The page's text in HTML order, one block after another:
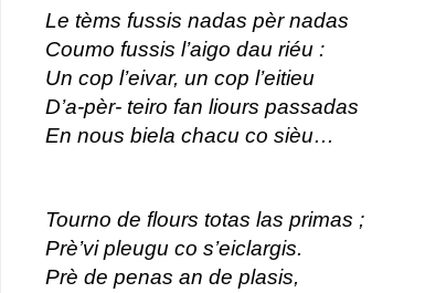
Le tèms fussis nadas pèr nadas
Coumo fussis l’aigo dau riéu :
Un cop l’eivar, un cop l’eitieu
D’a-pèr- teiro fan liours passadas
En nous biela chacu co sièu…
Tourno de flours totas las primas ;
Prè’vi pleugu co s’eiclargis.
Prè de penas an de plasis,